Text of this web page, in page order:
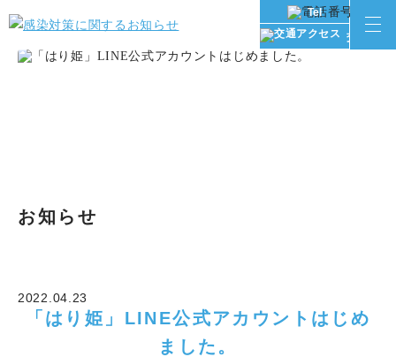
交通アク
Tel
お知らせ
2022.04.23
「はり姫」LINE公式アカウントはじめ
ました。